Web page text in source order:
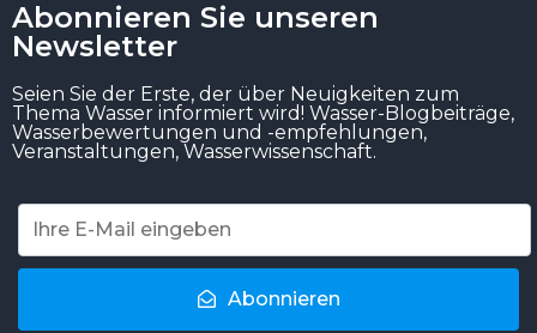
Abonnieren Sie unseren
Newsletter
Seien Sie der Erste, der über Neuigkeiten zum
Thema Wasser informiert wird! Wasser-Blogbeiträge,
Wasserbewertungen und -empfehlungen,
Veranstaltungen, Wasserwissenschaft.
Abonnieren